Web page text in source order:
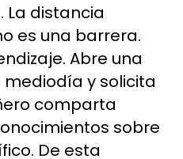
distancia
es una barrera.
Abre una
y solicita
comparta
sobre
De esta